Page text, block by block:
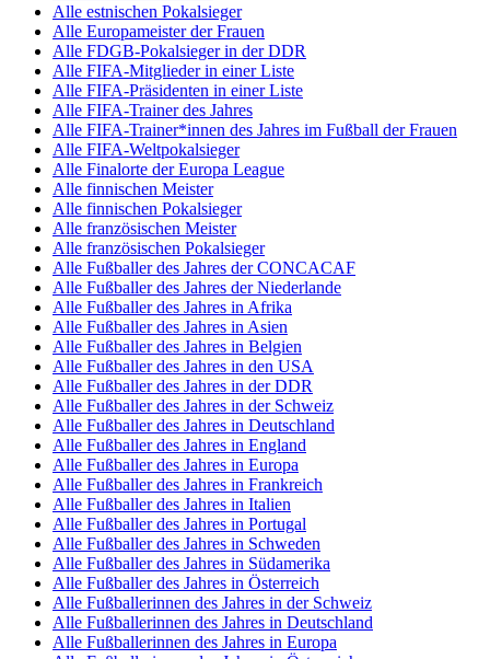
Alle estnischen Pokalsieger
Alle Europameister der Frauen
Alle FDGB-Pokalsieger in der DDR
Alle FIFA-Mitglieder in einer Liste
Alle FIFA-Präsidenten in einer Liste
Alle FIFA-Trainer des Jahres
Alle FIFA-Trainer*innen des Jahres im Fußball der Frauen
Alle FIFA-Weltpokalsieger
Alle Finalorte der Europa League
Alle finnischen Meister
Alle finnischen Pokalsieger
Alle französischen Meister
Alle französischen Pokalsieger
Alle Fußballer des Jahres der CONCACAF
Alle Fußballer des Jahres der Niederlande
Alle Fußballer des Jahres in Afrika
Alle Fußballer des Jahres in Asien
Alle Fußballer des Jahres in Belgien
Alle Fußballer des Jahres in den USA
Alle Fußballer des Jahres in der DDR
Alle Fußballer des Jahres in der Schweiz
Alle Fußballer des Jahres in Deutschland
Alle Fußballer des Jahres in England
Alle Fußballer des Jahres in Europa
Alle Fußballer des Jahres in Frankreich
Alle Fußballer des Jahres in Italien
Alle Fußballer des Jahres in Portugal
Alle Fußballer des Jahres in Schweden
Alle Fußballer des Jahres in Südamerika
Alle Fußballer des Jahres in Österreich
Alle Fußballerinnen des Jahres in der Schweiz
Alle Fußballerinnen des Jahres in Deutschland
Alle Fußballerinnen des Jahres in Europa